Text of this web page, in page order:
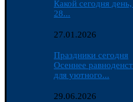
Какой сегодня
28...
27.01.2026
Праздники сегодня
Осеннее
для уютного...
29.06.2026